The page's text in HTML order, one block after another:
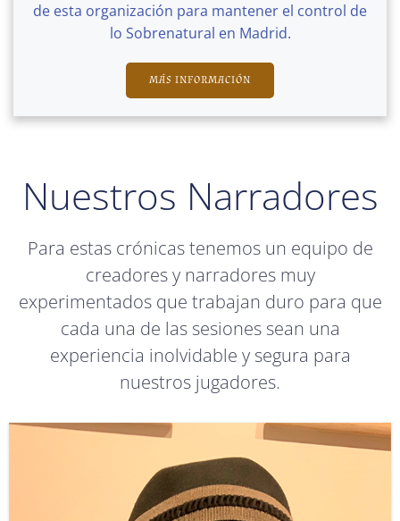
de esta organización para mantener el control de
lo Sobrenatural en Madrid.
MÁS INFORMACIÓN
Nuestros Narradores
Para estas crónicas tenemos un equipo de
creadores y narradores muy
experimentados que trabajan duro para que
cada una de las sesiones sean una
experiencia inolvidable y segura para
nuestros jugadores.